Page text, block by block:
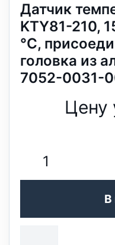
Датчик
KTY81-210,
°C,
головка из
7052-0031-
Цену
В